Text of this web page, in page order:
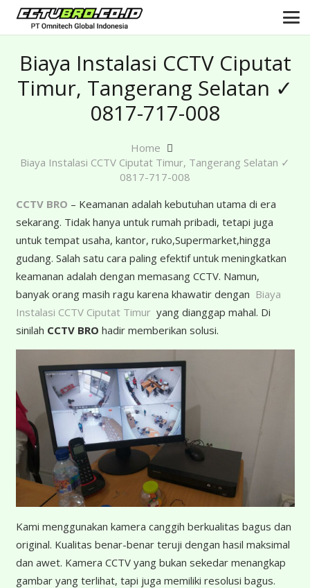
Biaya Instalasi CCTV Ciputat
Timur, Tangerang Selatan ✓
0817-717-008
Home
Biaya Instalasi CCTV Ciputat Timur, Tangerang Selatan ✓
0817-717-008
CCTV BRO – Keamanan adalah kebutuhan utama di era
sekarang. Tidak hanya untuk rumah pribadi, tetapi juga
untuk tempat usaha, kantor, ruko,Supermarket,hingga
gudang. Salah satu cara paling efektif untuk meningkatkan
keamanan adalah dengan memasang CCTV. Namun,
banyak orang masih ragu karena khawatir dengan Biaya
Instalasi CCTV Ciputat Timuryang dianggap mahal. Di
sinilah CCTV BRO hadir memberikan solusi.
Kami menggunakan kamera canggih berkualitas bagus dan
original. Kualitas benar-benar teruji dengan hasil maksimal
dan awet. Kamera CCTV yang bukan sekedar menangkap
gambar yang terlihat, tapi juga memiliki resolusi bagus.